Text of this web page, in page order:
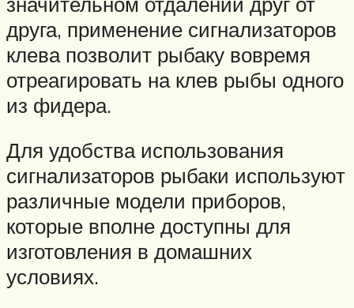
друга, применение сигнализаторов
клева позволит рыбаку вовремя
отреагировать на клев рыбы одного
из фидера.
Для удобства использования
сигнализаторов рыбаки используют
различные модели приборов,
которые вполне доступны для
изготовления в домашних
условиях.